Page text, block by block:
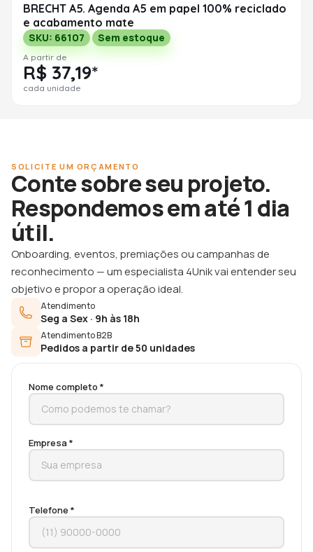
BRECHT A5. Agenda A5 em papel 100% reciclado
e acabamento mate
SKU: 66107 Sem estoque
A partir de
R$ 37,19*
cada unidade
SOLICITE UM ORÇAMENTO
Conte sobre seu projeto.
Respondemos em até 1 dia
útil.
Onboarding, eventos, premiações ou campanhas de
reconhecimento — um especialista 4Unik vai entender seu
objetivo e propor a operação ideal.
Atendimento
Seg a Sex · 9h às 18h
Atendimento B2B
Pedidos a partir de 50 unidades
Nome completo *
Empresa *
Telefone *